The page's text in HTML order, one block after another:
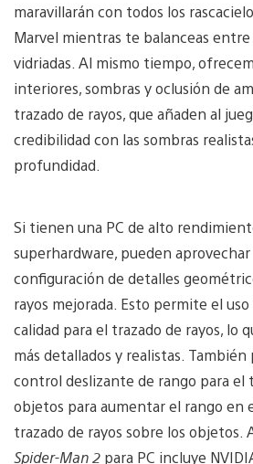
maravillarán con todos los
Marvel mientras te balanceas
vidriadas. Al mismo tiempo,
interiores, sombras y oclusión de
trazado de rayos, que añaden al
credibilidad con las sombras
profundidad.
Si tienen una PC de alto
superhardware, pueden
configuración de detalles
rayos mejorada. Esto permite el
calidad para el trazado de rayos, lo
más detallados y realistas. También
control deslizante de rango para el
objetos para aumentar el rango en
trazado de rayos sobre los objetos.
Spider-Man 2 para PC incluye